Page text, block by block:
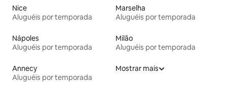
Nice
Aluguéis por temporada
Marselha
Aluguéis por temporada
Nápoles
Aluguéis por temporada
Milão
Aluguéis por temporada
Annecy
Aluguéis por temporada
Mostrar mais